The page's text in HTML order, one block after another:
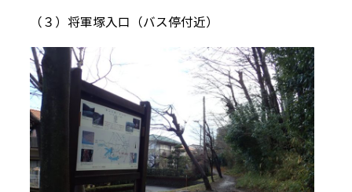
（３）将軍塚入口（バス停付近）